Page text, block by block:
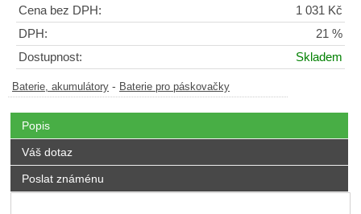
Cena bez DPH:
1 031 Kč
DPH:
21 %
Dostupnost:
Skladem
Baterie, akumulátory - Baterie pro páskovačky
Popis
Váš dotaz
Poslat známénu